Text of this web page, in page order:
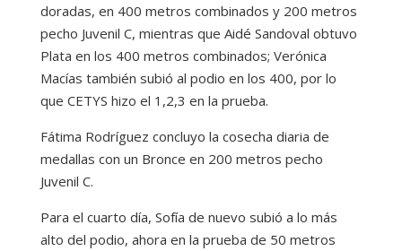
doradas, en 400 metros combinados y 200 metros
pecho Juvenil C, mientras que Aidé Sandoval obtuvo
Plata en los 400 metros combinados; Verónica
Macías también subió al podio en los 400, por lo
que CETYS hizo el 1,2,3 en la prueba.
Fátima Rodríguez concluyo la cosecha diaria de
medallas con un Bronce en 200 metros pecho
Juvenil C.
Para el cuarto día, Sofía de nuevo subió a lo más
alto del podio, ahora en la prueba de 50 metros